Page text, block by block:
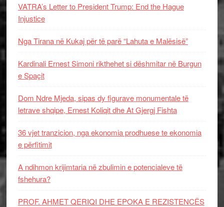
VATRA’s Letter to President Trump: End the Hague
Injustice
Nga Tirana në Kukaj për të parë “Lahuta e Malësisë”
Kardinali Ernest Simoni rikthehet si dëshmitar në Burgun
e Spaçit
Dom Ndre Mjeda, sipas dy figurave monumentale të
letrave shqipe, Ernest Koliqit dhe At Gjergj Fishta
36 vjet tranzicion, nga ekonomia prodhuese te ekonomia
e përfitimit
A ndihmon krijimtaria në zbulimin e potencialeve të
fshehura?
PROF. AHMET QERIQI DHE EPOKA E REZISTENCЁS